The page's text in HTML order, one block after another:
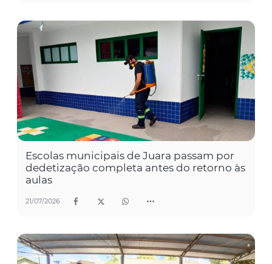
Escolas municipais de Juara passam por
dedetização completa antes do retorno às
aulas
21/07/2026